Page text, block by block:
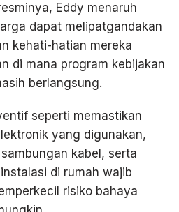
Eddy menaruh
dapat melipatgandakan
kehati-hatian mereka
di mana program kebijakan
berlangsung.
seperti memastikan
yang digunakan,
kabel, serta
di rumah wajib
risiko bahaya